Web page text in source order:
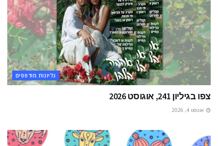
גליונות מודפסים
צפו בגיליון 241, אוגוסט 2026
אוגוסט 4, 2026